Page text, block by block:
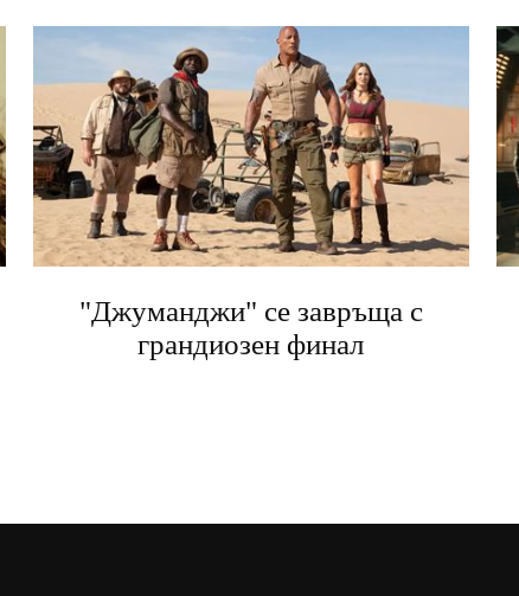
"Джуманджи" се завръща с
грандиозен финал